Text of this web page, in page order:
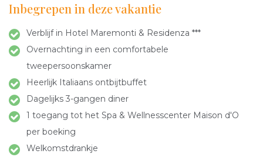
Inbegrepen in deze vakantie
Verblijf in Hotel Maremonti & Residenza ***
Overnachting in een comfortabele
tweepersoonskamer
Heerlijk Italiaans ontbijtbuffet
Dagelijks 3-gangen diner
1 toegang tot het Spa & Wellnesscenter Maison d'O
per boeking
Welkomstdrankje